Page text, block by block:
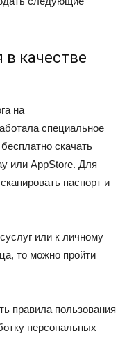
в качестве
на
специальное
скачать
или AppStore. Для
паспорт и
или к личному
то можно пройти
правила пользования
персональных